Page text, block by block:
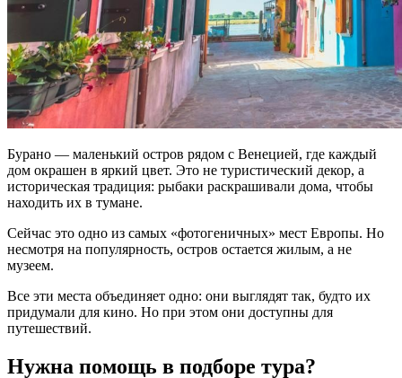
Бурано — маленький остров рядом с Венецией, где каждый
дом окрашен в яркий цвет. Это не туристический декор, а
историческая традиция: рыбаки раскрашивали дома, чтобы
находить их в тумане.
Сейчас это одно из самых «фотогеничных» мест Европы. Но
несмотря на популярность, остров остается жилым, а не
музеем.
Все эти места объединяет одно: они выглядят так, будто их
придумали для кино. Но при этом они доступны для
путешествий.
Нужна помощь в подборе тура?